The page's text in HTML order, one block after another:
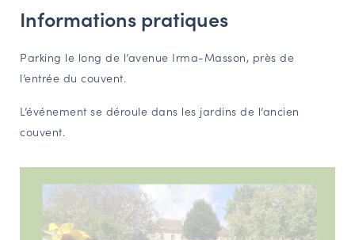
PORTAIL CULTURE
Comité d'Histoire Régionale
Service Inventaire et Patrimoines de la Région Grand Est
VOUS ÊTES…
Responsables de structures
Étudiants & chercheurs
Informations pratiques
Parking le long de l’avenue Irma-Masson, près de
l’entrée du couvent.
L’événement se déroule dans les jardins de l’ancien
couvent.